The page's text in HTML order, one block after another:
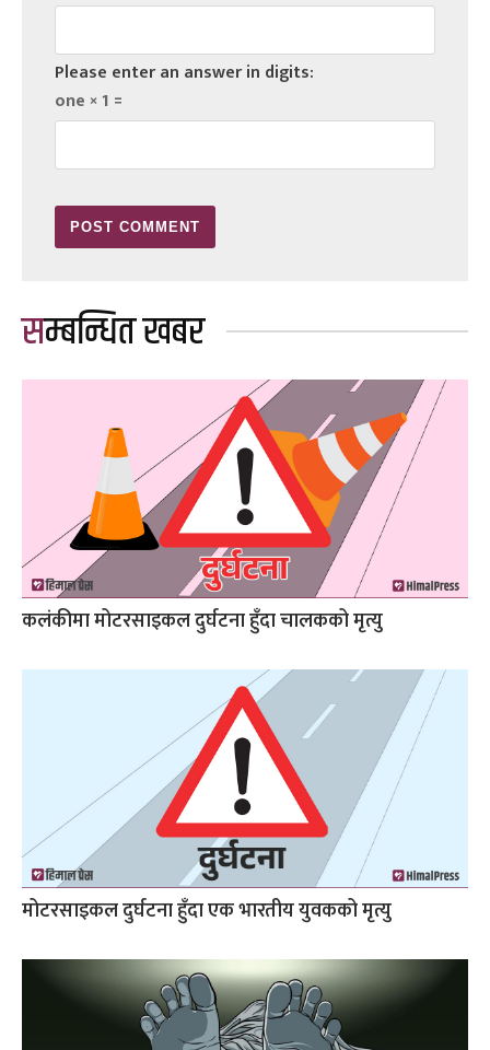
Please enter an answer in digits:
one × 1 =
सम्बन्धित खबर
कलंकीमा मोटरसाइकल दुर्घटना हुँदा चालकको मृत्यु
मोटरसाइकल दुर्घटना हुँदा एक भारतीय युवकको मृत्यु